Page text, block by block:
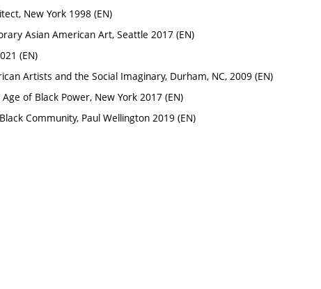
New York 1998 (EN)
Asian American Art, Seattle 2017 (EN)
(EN)
Artists and the Social Imaginary, Durham, NC, 2009 (EN)
of Black Power, New York 2017 (EN)
Community, Paul Wellington 2019 (EN)